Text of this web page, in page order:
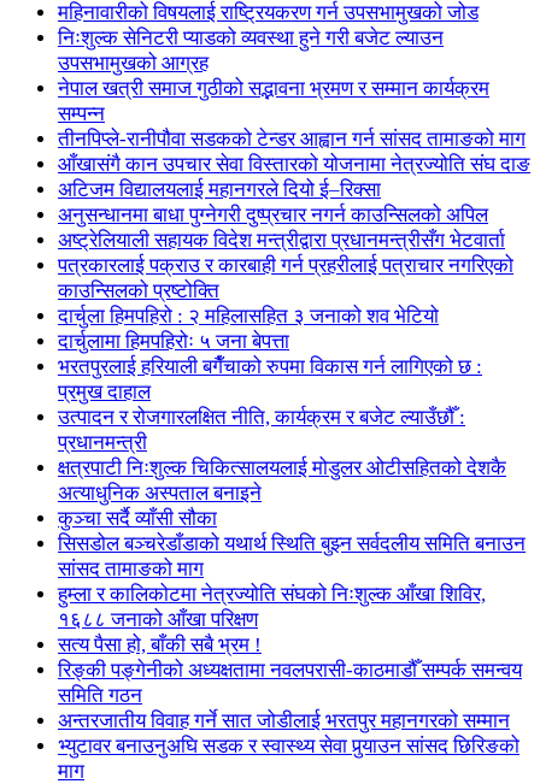
महिनावारीको विषयलाई राष्ट्रियकरण गर्न उपसभामुखको जोड
निःशुल्क सेनिटरी प्याडको व्यवस्था हुने गरी बजेट ल्याउन
उपसभामुखको आग्रह
नेपाल खत्री समाज गुठीको सद्भावना भ्रमण र सम्मान कार्यक्रम
सम्पन्न
तीनपिप्ले-रानीपौवा सडकको टेन्डर आह्वान गर्न सांसद तामाङको माग
आँखासंगै कान उपचार सेवा विस्तारको योजनामा नेत्रज्योति संघ दाङ
अटिजम विद्यालयलाई महानगरले दियो ई–रिक्सा
अनुसन्धानमा बाधा पुग्नेगरी दुष्प्रचार नगर्न काउन्सिलको अपिल
अष्ट्रेलियाली सहायक विदेश मन्त्रीद्वारा प्रधानमन्त्रीसँग भेटवार्ता
पत्रकारलाई पक्राउ र कारबाही गर्न प्रहरीलाई पत्राचार नगरिएको
काउन्सिलको प्रष्टोक्ति
दार्चुला हिमपहिरो : २ महिलासहित ३ जनाको शव भेटियो
दार्चुलामा हिमपहिरोः ५ जना बेपत्ता
भरतपुरलाई हरियाली बगैँचाको रुपमा विकास गर्न लागिएको छ :
प्रमुख दाहाल
उत्पादन र रोजगारलक्षित नीति, कार्यक्रम र बजेट ल्याउँछौँ :
प्रधानमन्त्री
क्षत्रपाटी निःशुल्क चिकित्सालयलाई मोडुलर ओटीसहितको देशकै
अत्याधुनिक अस्पताल बनाइने
कुञ्चा सर्दै व्याँसी सौका
सिसडोल बञ्चरेडाँडाको यथार्थ स्थिति बुझ्न सर्वदलीय समिति बनाउन
सांसद तामाङको माग
हुम्ला र कालिकोटमा नेत्रज्योति संघको निःशुल्क आँखा शिविर,
१६८८ जनाको आँखा परिक्षण
सत्य पैसा हो, बाँकी सबै भ्रम !
रिङ्की पङ्गेनीको अध्यक्षतामा नवलपरासी-काठमाडौँ सम्पर्क समन्वय
समिति गठन
अन्तरजातीय विवाह गर्ने सात जोडीलाई भरतपुर महानगरको सम्मान
भ्युटावर बनाउनुअघि सडक र स्वास्थ्य सेवा पुर्‍याउन सांसद छिरिङको
माग